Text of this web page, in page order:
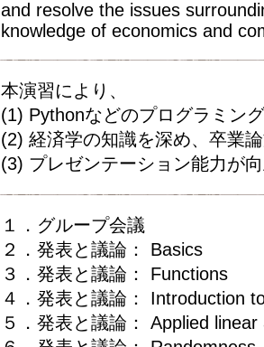
and resolve the issues
knowledge of economics and
本演習により、
(1) Pythonなどのプログラミン
(2) 経済学の知識を深め、卒業
(3) プレゼンテーション能力が
１．グループ会議
２．発表と議論： Basics
３．発表と議論： Functions
４．発表と議論： Introduction
５．発表と議論： Applied linear